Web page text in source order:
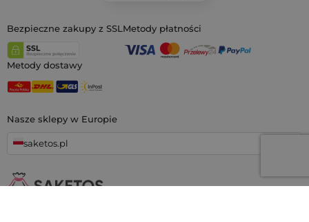
Nasze sklepy w Europie
saketos.pl
Bezpieczne zakupy z SSL Metody płatności
Metody dostawy